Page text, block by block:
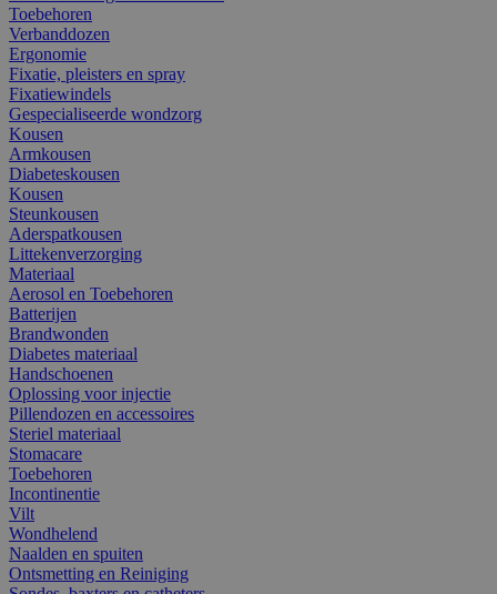
Toebehoren
Verbanddozen
Ergonomie
Fixatie, pleisters en spray
Fixatiewindels
Gespecialiseerde wondzorg
Kousen
Armkousen
Diabeteskousen
Kousen
Steunkousen
Aderspatkousen
Littekenverzorging
Materiaal
Aerosol en Toebehoren
Batterijen
Brandwonden
Diabetes materiaal
Handschoenen
Oplossing voor injectie
Pillendozen en accessoires
Steriel materiaal
Stomacare
Toebehoren
Incontinentie
Vilt
Wondhelend
Naalden en spuiten
Ontsmetting en Reiniging